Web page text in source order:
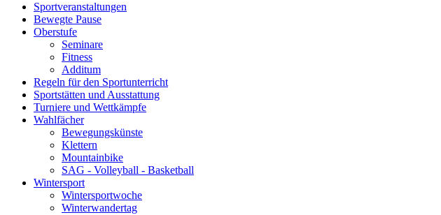
Sportveranstaltungen
Bewegte Pause
Oberstufe
Seminare
Fitness
Additum
Regeln für den Sportunterricht
Sportstätten und Ausstattung
Turniere und Wettkämpfe
Wahlfächer
Bewegungskünste
Klettern
Mountainbike
SAG - Volleyball - Basketball
Wintersport
Wintersportwoche
Winterwandertag